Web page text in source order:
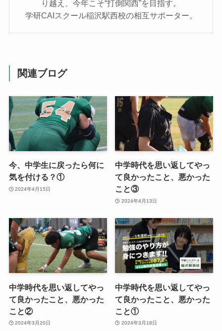
り越え、今年こそ“打倒関西”を目指す。
学研CAIスクール稲沢駅西校の相互サポーター。
関連ブログ
今、中学生に戻ったら何に
気を付ける？①
2024年4月15日
中学時代を思い返してやっ
て良かったこと、悪かった
こと③
2024年4月13日
中学時代を思い返してやっ
て良かったこと、悪かった
こと②
2024年3月20日
中学時代を思い返してやっ
て良かったこと、悪かった
こと①
2024年3月18日